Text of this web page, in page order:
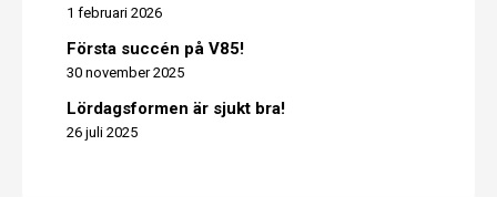
1 februari 2026
Första succén på V85!
30 november 2025
Lördagsformen är sjukt bra!
26 juli 2025